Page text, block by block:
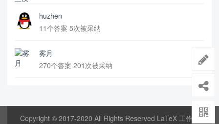
huzhen
11个答案 5次被采纳
雾月
270个答案 201次被采纳
Copyright © 2017-2020 All Rights Reserved LaTeX 工作室